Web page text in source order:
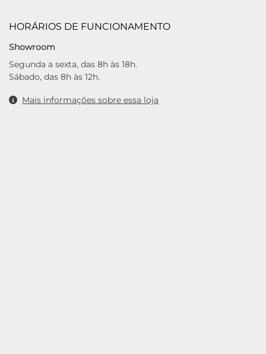
HORÁRIOS DE FUNCIONAMENTO
Showroom
Segunda a sexta, das 8h às 18h.
Sábado, das 8h às 12h.
Mais informações sobre essa loja